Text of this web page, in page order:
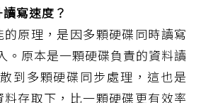
寫速度？
的原理，是因多顆硬碟同時讀寫
。原本是一顆硬碟負責的資料讀
到多顆硬碟同步處理，這也是
料存取下，比一顆硬碟更有效率